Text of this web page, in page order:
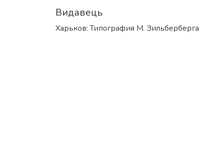
Видавець
Харьков: Типография М. Зильберберга